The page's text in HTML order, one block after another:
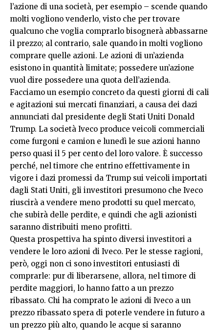
l’azione di una società, per esempio – scende quando
molti vogliono venderlo, visto che per trovare
qualcuno che voglia comprarlo bisognerà abbassarne
il prezzo; al contrario, sale quando in molti vogliono
comprare quelle azioni. Le azioni di un’azienda
esistono in quantità limitate; possedere un’azione
vuol dire possedere una quota dell’azienda.
Facciamo un esempio concreto da questi giorni di cali
e agitazioni sui mercati finanziari, a causa dei dazi
annunciati dal presidente degli Stati Uniti Donald
Trump. La società Iveco produce veicoli commerciali
come furgoni e camion e lunedì le sue azioni hanno
perso quasi il 5 per cento del loro valore. È successo
perché, nel timore che entrino effettivamente in
vigore i dazi promessi da Trump sui veicoli importati
dagli Stati Uniti, gli investitori presumono che Iveco
riuscirà a vendere meno prodotti su quel mercato,
che subirà delle perdite, e quindi che agli azionisti
saranno distribuiti meno profitti.
Questa prospettiva ha spinto diversi investitori a
vendere le loro azioni di Iveco. Per le stesse ragioni,
però, oggi non ci sono investitori entusiasti di
comprarle: pur di liberarsene, allora, nel timore di
perdite maggiori, lo hanno fatto a un prezzo
ribassato. Chi ha comprato le azioni di Iveco a un
prezzo ribassato spera di poterle vendere in futuro a
un prezzo più alto, quando le acque si saranno